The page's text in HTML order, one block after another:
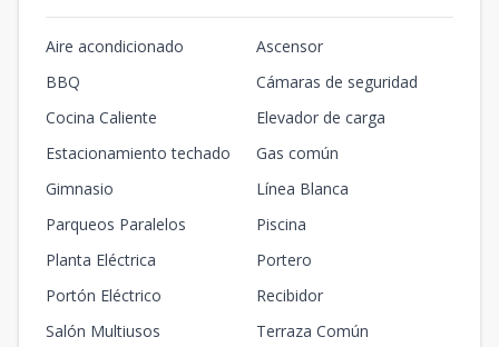
Aire acondicionado
Ascensor
BBQ
Cámaras de seguridad
Cocina Caliente
Elevador de carga
Estacionamiento techado
Gas común
Gimnasio
Línea Blanca
Parqueos Paralelos
Piscina
Planta Eléctrica
Portero
Portón Eléctrico
Recibidor
Salón Multiusos
Terraza Común